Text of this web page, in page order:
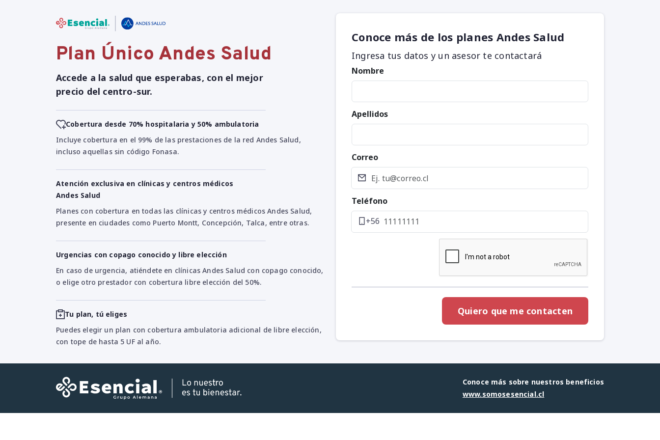
Plan Único Andes Salud
Accede a la salud que esperabas, con el mejor
precio del centro-sur.
Cobertura desde 70% hospitalaria y 50% ambulatoria
Incluye cobertura en el 99% de las prestaciones de la red Andes Salud,
incluso aquellas sin código Fonasa.
Atención exclusiva en clínicas y centros médicos
Andes Salud
Planes con cobertura en todas las clínicas y centros médicos Andes Salud,
presente en ciudades como Puerto Montt, Concepción, Talca, entre otras.
Urgencias con copago conocido y libre elección
En caso de urgencia, atiéndete en clínicas Andes Salud con copago conocido,
o elige otro prestador con cobertura libre elección del 50%.
Tu plan, tú eliges
Puedes elegir un plan con cobertura ambulatoria adicional de libre elección,
con tope de hasta 5 UF al año.
Conoce más de los planes Andes Salud
Ingresa tus datos y un asesor te contactará
Nombre
Apellidos
Correo
Teléfono
+56
Conoce más sobre nuestros beneficios
www.somosesencial.cl